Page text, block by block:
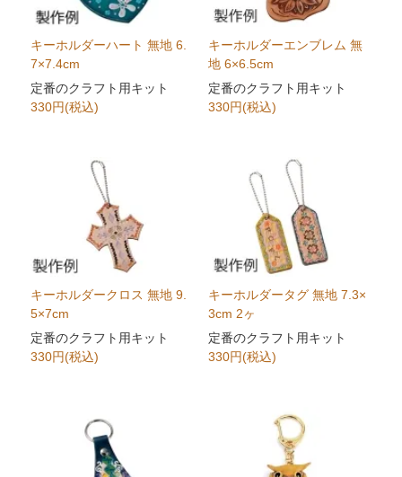
キーホルダーハート 無地 6.
7×7.4cm
定番のクラフト用キット
330円(税込)
キーホルダーエンブレム 無
地 6×6.5cm
定番のクラフト用キット
330円(税込)
キーホルダークロス 無地 9.
5×7cm
定番のクラフト用キット
330円(税込)
キーホルダータグ 無地 7.3×
3cm 2ヶ
定番のクラフト用キット
330円(税込)